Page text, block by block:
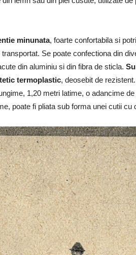
minunata, foarte confortabila si
Se poate confectiona din
din aluminiu si din fibra de sticla.
termoplastic, deosebit de
1,20 metri latime, o adancime
poate fi pliata sub forma unei cutii